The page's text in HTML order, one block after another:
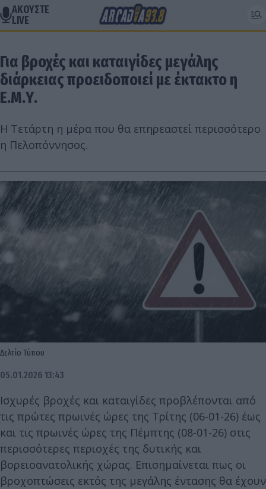
ΑΚΟΥΣΤΕ
LIVE
Για βροχές και καταιγίδες μεγάλης
διάρκειας προειδοποιεί με έκτακτο η
Ε.Μ.Υ.
Η Τετάρτη η μέρα που θα επηρεαστεί περισσότερο
η Πελοπόννησος.
Δελτίο Τύπου
05.01.2026 13:43
Ισχυρές βροχές και καταιγίδες προβλέπονται από
τις πρώτες πρωινές ώρες της Τρίτης (06-01-26) έως
και τις πρωινές ώρες της Πέμπτης (08-01-26) στις
περισσότερες περιοχές της δυτικής και
βορειοανατολικής χώρας. Επισημαίνεται πως οι
βροχοπτώσεις εκτός της μεγάλης έντασης θα έχουν